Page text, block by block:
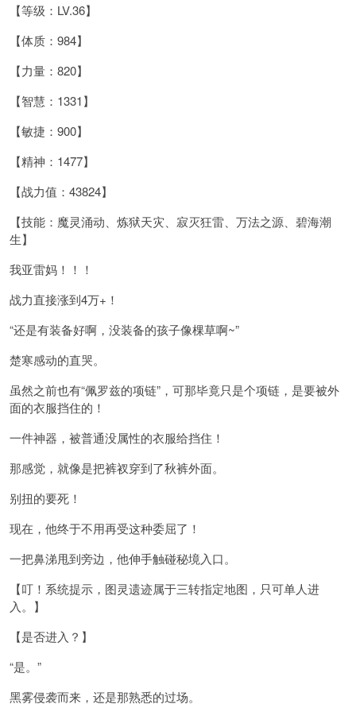
【等级：LV.36】
【体质：984】
【力量：820】
【智慧：1331】
【敏捷：900】
【精神：1477】
【战力值：43824】
【技能：魔灵涌动、炼狱天灾、寂灭狂雷、万法之源、碧海潮
生】
我亚雷妈！！！
战力直接涨到4万+！
“还是有装备好啊，没装备的孩子像棵草啊~”
楚寒感动的直哭。
虽然之前也有“佩罗兹的项链”，可那毕竟只是个项链，是要被外
面的衣服挡住的！
一件神器，被普通没属性的衣服给挡住！
那感觉，就像是把裤衩穿到了秋裤外面。
别扭的要死！
现在，他终于不用再受这种委屈了！
一把鼻涕甩到旁边，他伸手触碰秘境入口。
【叮！系统提示，图灵遗迹属于三转指定地图，只可单人进
入。】
【是否进入？】
“是。”
黑雾侵袭而来，还是那熟悉的过场。